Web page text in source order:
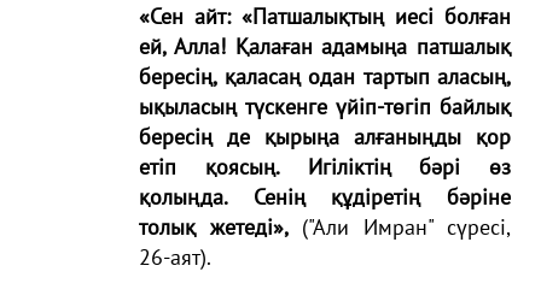
«Сен айт: «Патшалықтың иесі болған
ей, Алла! Қалаған адамыңа патшалық
бересің, қаласаң одан тартып аласың,
ықыласың түскенге үйіп-төгіп байлық
бересің де қырыңа алғаныңды қор
етіп қоясың. Игіліктің бәрі өз
қолыңда. Сенің құдіретің бәріне
толық жетеді»,("Али Имран" сүресі,
26-аят).